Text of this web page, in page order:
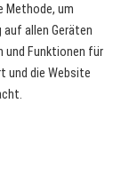
Methode, um
allen Geräten
und Funktionen für
und die Website